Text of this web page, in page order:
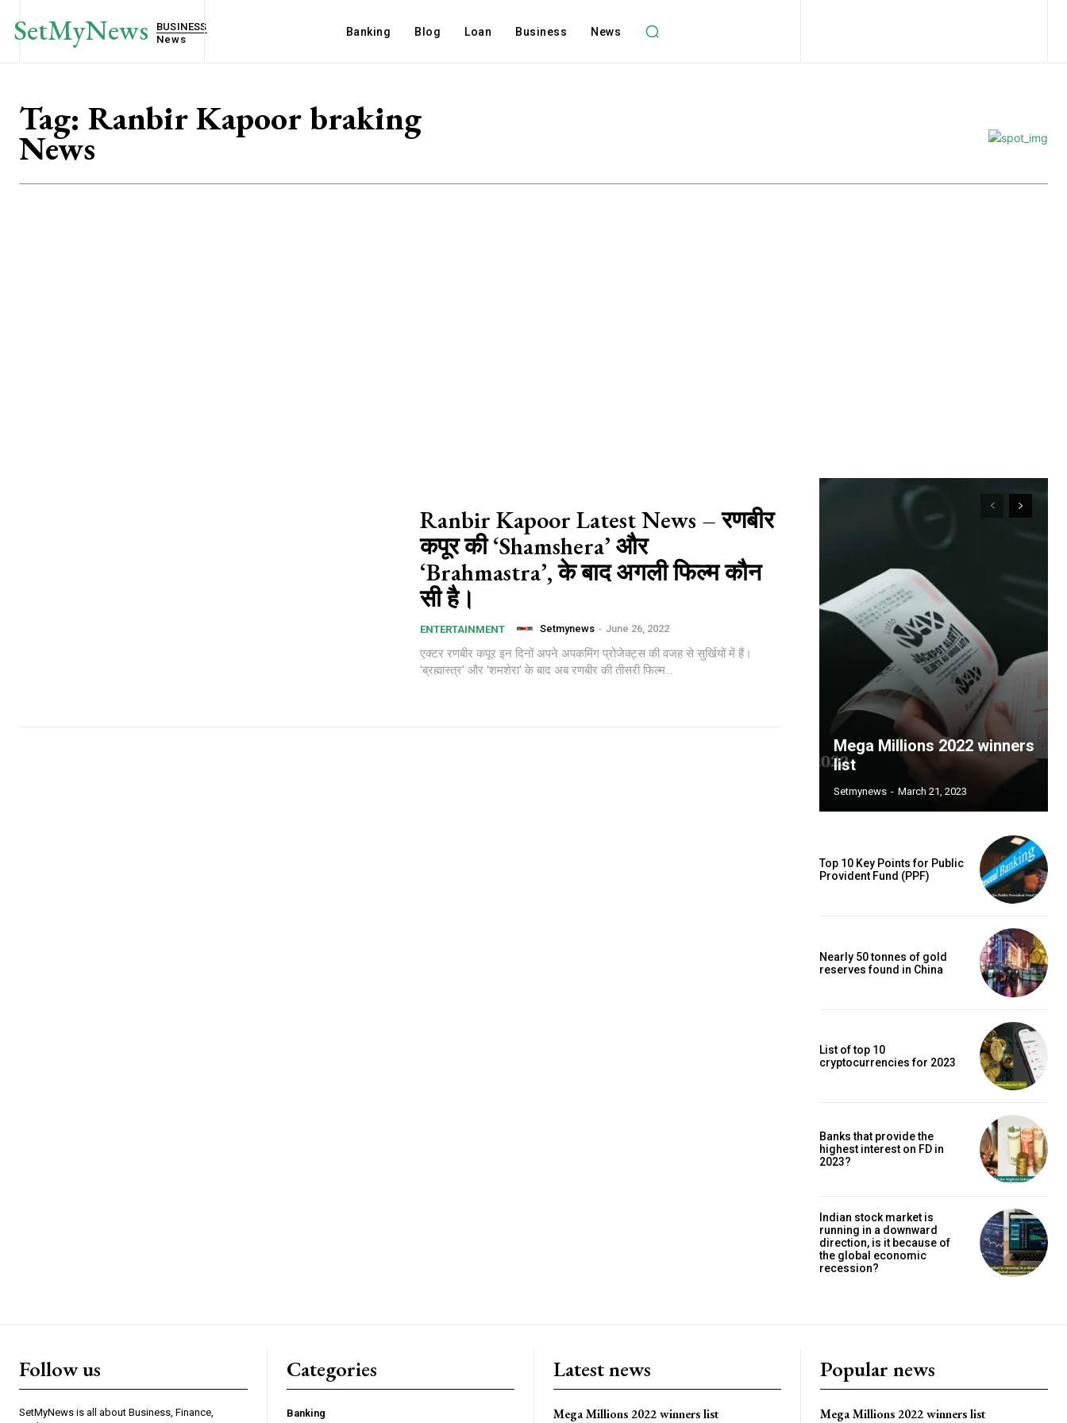
SetMyNews
BUSINESS
News
Banking Blog Loan Business News
Tag: Ranbir Kapoor braking
News
Ranbir Kapoor Latest News – रणबीर
कपूर की ‘Shamshera’ और
‘Brahmastra’, के बाद अगली फिल्म कौन
सी है।
ENTERTAINMENT Setmynews - June 26, 2022
एक्टर रणबीर कपूर इन दिनों अपने अपकमिंग प्रोजेक्ट्स की वजह से सुर्खियों में हैं।
'ब्रह्मास्त्र' और 'शमशेरा' के बाद अब रणबीर की तीसरी फिल्म...
Mega Millions 2022 winners
list
Setmynews - March 21, 2023
Top 10 Key Points for Public
Provident Fund (PPF)
Nearly 50 tonnes of gold
reserves found in China
List of top 10
cryptocurrencies for 2023
Banks that provide the
highest interest on FD in
2023?
Indian stock market is
running in a downward
direction, is it because of
the global economic
recession?
Follow us
SetMyNews is all about Business, Finance,
Categories
Banking
Latest news
Mega Millions 2022 winners list
Popular news
Mega Millions 2022 winners list